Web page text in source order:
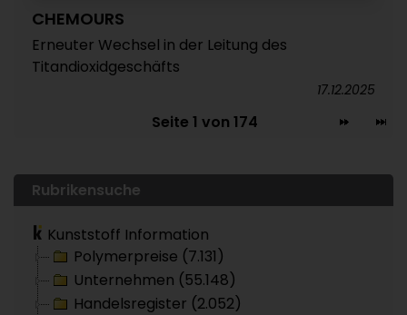
CHEMOURS
Erneuter Wechsel in der Leitung des
Titandioxidgeschäfts
17.12.2025
Seite 1 von 174
Rubrikensuche
Kunststoff Information
Polymerpreise (7.131)
Unternehmen (55.148)
Handelsregister (2.052)